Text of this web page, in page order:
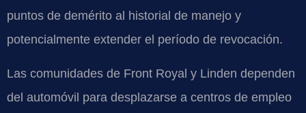
puntos de demérito al historial de manejo y
potencialmente extender el período de revocación.
Las comunidades de Front Royal y Linden dependen
del automóvil para desplazarse a centros de empleo